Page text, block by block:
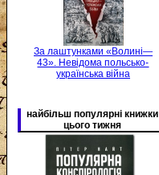
За лаштунками «Волині—
43». Невідома польсько-
українська війна
найбільш популярні книжки
цього тижня